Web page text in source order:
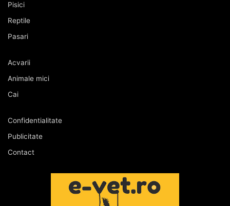
Pisici
Reptile
Pasari
Acvarii
Animale mici
Cai
Confidentialitate
Publicitate
Contact